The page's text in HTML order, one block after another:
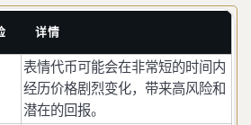
详情
表情代币可能会在非常短的时间内
经历价格剧烈变化，带来高风险和
潜在的回报。